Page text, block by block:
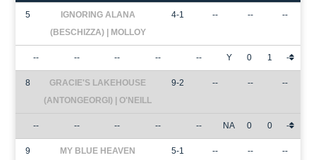
5
IGNORING ALANA
(BESCHIZZA) | MOLLOY
4-1 -- -- --
-- -- -- -- -- Y 0 1 -
8
GRACIE'S LAKEHOUSE
(ANTONGEORGI) | O'NEILL
9-2 -- -- --
-- -- -- -- -- NA 0 0 -
9
MY BLUE HEAVEN
5-1 -- -- --